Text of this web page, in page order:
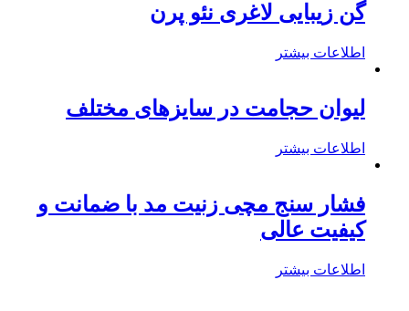
گن زیبایی لاغری نئو پرن
اطلاعات بیشتر
لیوان حجامت در سایزهای مختلف
اطلاعات بیشتر
فشار سنج مچی زنیت مد با ضمانت و
کیفیت عالی
اطلاعات بیشتر